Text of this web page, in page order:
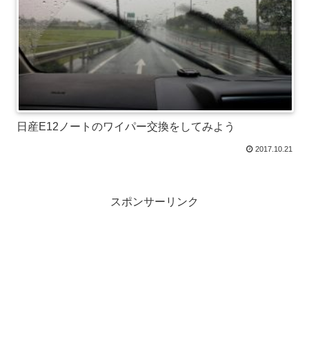
日産E12ノートのワイパー交換をしてみよう
2017.10.21
スポンサーリンク